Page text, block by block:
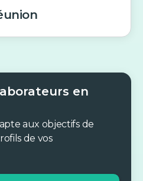
en
aux objectifs de
de vos